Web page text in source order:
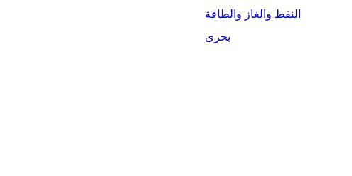
النفط والغاز والطاقة
بحري